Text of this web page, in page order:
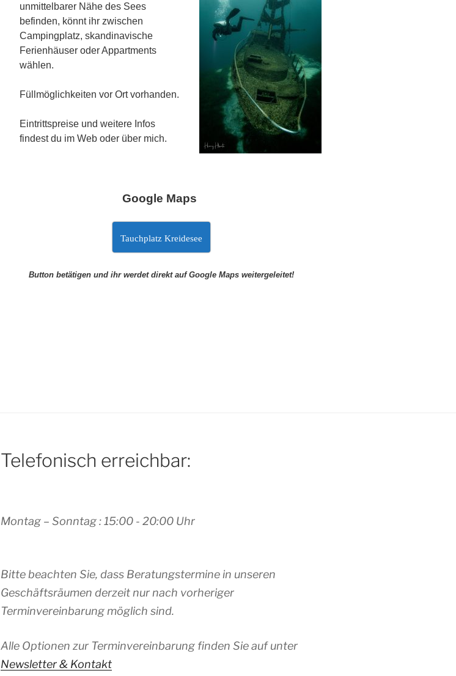
unmittelbarer Nähe des Sees
befinden, könnt ihr zwischen
Campingplatz, skandinavische
Ferienhäuser oder Appartments
wählen.
Füllmöglichkeiten vor Ort vorhanden.
Eintrittspreise und weitere Infos
findest du im Web oder über mich.
Google Maps
Tauchplatz Kreidesee
Button betätigen und ihr werdet direkt auf Google Maps weitergeleitet!
Telefonisch erreichbar:
Montag – Sonntag : 15:00 - 20:00 Uhr
Bitte beachten Sie, dass Beratungstermine in unseren
Geschäftsräumen derzeit nur nach vorheriger
Terminvereinbarung möglich sind.
Alle Optionen zur Terminvereinbarung finden Sie auf unter
Newsletter & Kontakt